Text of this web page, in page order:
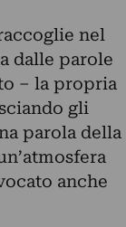
nel
dalle parole
– la propria
gli
parola della
anche